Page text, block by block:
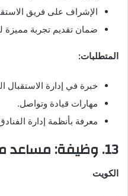
الإشراف على فريق
ضمان تقديم تجربة مميزة
المتطلبات:
خبرة في إدارة الاستقبال
مهارات قيادة وتواصل.
معرفة بأنظمة إدارة
13. وظيفة: مساعد مدير خدمة الغرف
الكويت